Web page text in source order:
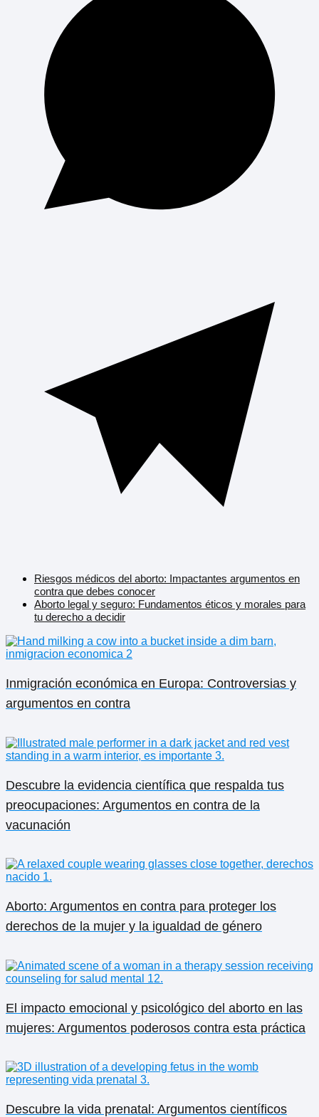
Riesgos médicos del aborto: Impactantes argumentos en
contra que debes conocer
Aborto legal y seguro: Fundamentos éticos y morales para
tu derecho a decidir
Inmigración económica en Europa: Controversias y
argumentos en contra
Descubre la evidencia científica que respalda tus
preocupaciones: Argumentos en contra de la
vacunación
Aborto: Argumentos en contra para proteger los
derechos de la mujer y la igualdad de género
El impacto emocional y psicológico del aborto en las
mujeres: Argumentos poderosos contra esta práctica
Descubre la vida prenatal: Argumentos científicos